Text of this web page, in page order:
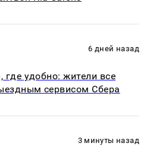
6 дней назад
где удобно: жители все
сервисом Сбера
3 минуты назад